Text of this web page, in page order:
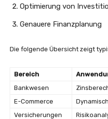
Optimierung von
Genauere Finanzplanung
Die folgende Übersicht zeigt
Bereich
Bankwesen
E-Commerce
Versicherungen